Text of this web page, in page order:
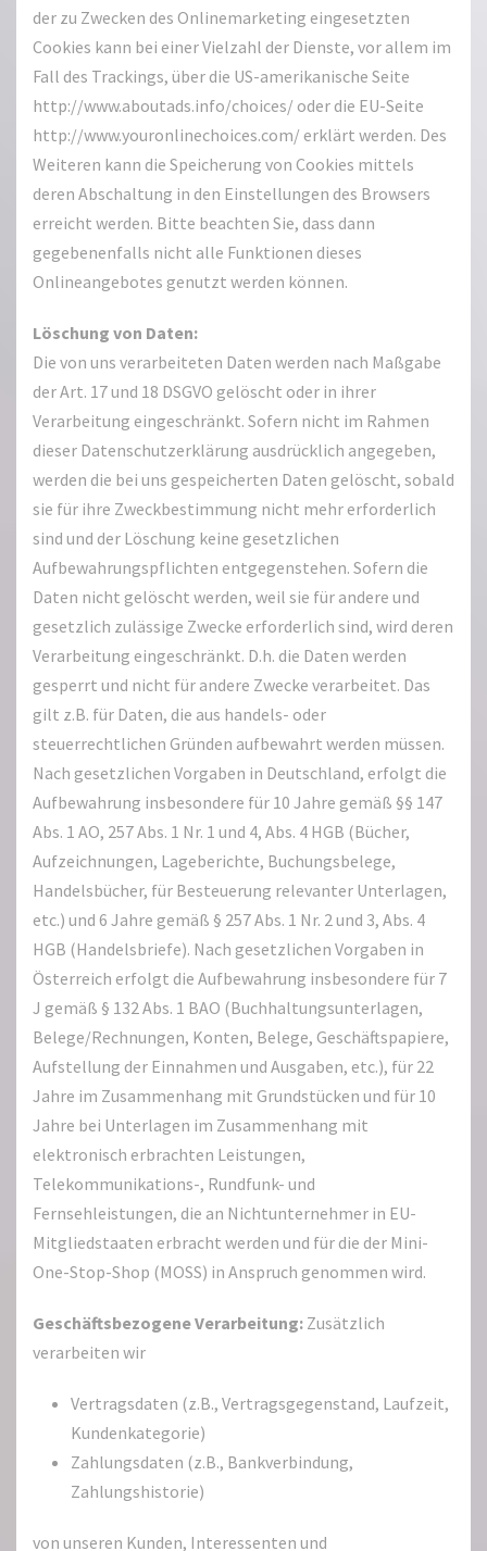
der zu Zwecken des Onlinemarketing eingesetzten
Cookies kann bei einer Vielzahl der Dienste, vor allem im
Fall des Trackings, über die US-amerikanische Seite
http://www.aboutads.info/choices/ oder die EU-Seite
http://www.youronlinechoices.com/ erklärt werden. Des
Weiteren kann die Speicherung von Cookies mittels
deren Abschaltung in den Einstellungen des Browsers
erreicht werden. Bitte beachten Sie, dass dann
gegebenenfalls nicht alle Funktionen dieses
Onlineangebotes genutzt werden können.
Löschung von Daten:
Die von uns verarbeiteten Daten werden nach Maßgabe
der Art. 17 und 18 DSGVO gelöscht oder in ihrer
Verarbeitung eingeschränkt. Sofern nicht im Rahmen
dieser Datenschutzerklärung ausdrücklich angegeben,
werden die bei uns gespeicherten Daten gelöscht, sobald
sie für ihre Zweckbestimmung nicht mehr erforderlich
sind und der Löschung keine gesetzlichen
Aufbewahrungspflichten entgegenstehen. Sofern die
Daten nicht gelöscht werden, weil sie für andere und
gesetzlich zulässige Zwecke erforderlich sind, wird deren
Verarbeitung eingeschränkt. D.h. die Daten werden
gesperrt und nicht für andere Zwecke verarbeitet. Das
gilt z.B. für Daten, die aus handels- oder
steuerrechtlichen Gründen aufbewahrt werden müssen.
Nach gesetzlichen Vorgaben in Deutschland, erfolgt die
Aufbewahrung insbesondere für 10 Jahre gemäß §§ 147
Abs. 1 AO, 257 Abs. 1 Nr. 1 und 4, Abs. 4 HGB (Bücher,
Aufzeichnungen, Lageberichte, Buchungsbelege,
Handelsbücher, für Besteuerung relevanter Unterlagen,
etc.) und 6 Jahre gemäß § 257 Abs. 1 Nr. 2 und 3, Abs. 4
HGB (Handelsbriefe). Nach gesetzlichen Vorgaben in
Österreich erfolgt die Aufbewahrung insbesondere für 7
J gemäß § 132 Abs. 1 BAO (Buchhaltungsunterlagen,
Belege/Rechnungen, Konten, Belege, Geschäftspapiere,
Aufstellung der Einnahmen und Ausgaben, etc.), für 22
Jahre im Zusammenhang mit Grundstücken und für 10
Jahre bei Unterlagen im Zusammenhang mit
elektronisch erbrachten Leistungen,
Telekommunikations-, Rundfunk- und
Fernsehleistungen, die an Nichtunternehmer in EU-
Mitgliedstaaten erbracht werden und für die der Mini-
One-Stop-Shop (MOSS) in Anspruch genommen wird.
Geschäftsbezogene Verarbeitung: Zusätzlich
verarbeiten wir
Vertragsdaten (z.B., Vertragsgegenstand, Laufzeit,
Kundenkategorie)
Zahlungsdaten (z.B., Bankverbindung,
Zahlungshistorie)
von unseren Kunden, Interessenten und